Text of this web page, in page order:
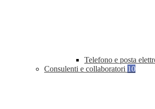
Telefono e posta
Consulenti e collaboratori 10